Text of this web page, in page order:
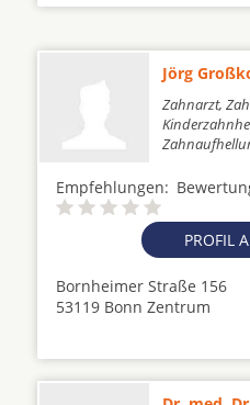
Jörg
Zahnarzt,
Empfehlungen:
PROFIL
Bornheimer Straße 156
53119 Bonn Zentrum